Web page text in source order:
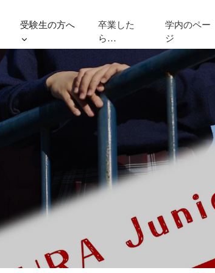
受験生の方へ
卒業した
ら…
学内のペー
ジ